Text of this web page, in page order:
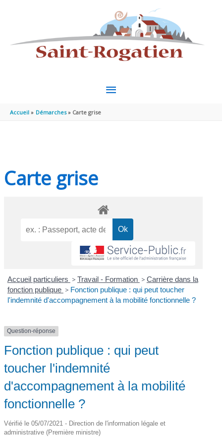
MENU
Accueil Démarches Carte grise
Carte grise
Accueil particuliers > Travail - Formation > Carrière dans la
fonction publique > Fonction publique : qui peut toucher
l'indemnité d'accompagnement à la mobilité fonctionnelle ?
Question-réponse
Fonction publique : qui peut
toucher l'indemnité
d'accompagnement à la mobilité
fonctionnelle ?
Vérifié le 05/07/2021 - Direction de l'information légale et
administrative (Première ministre)